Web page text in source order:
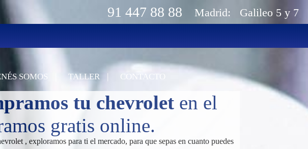
Galileo 5 y 7
Madrid:
91 447 88 88
SOMOS TALLER | CONTACTO
tu chevrolet en el
gratis online.
, exploramos para ti el mercado, para que sepas en cuanto puedes